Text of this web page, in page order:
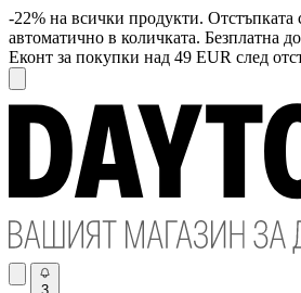
-22% на всички продукти. Отстъпката
автоматично в количката. Безплатна
Еконт за покупки над 49 EUR след